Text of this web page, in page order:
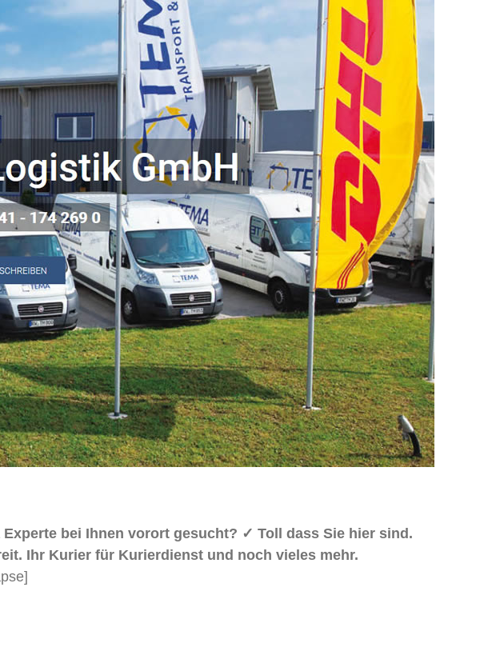
bei Ihnen vorort gesucht? ✓ Toll dass Sie hier sind.
Ihr Kurier für Kurierdienst und noch vieles mehr.